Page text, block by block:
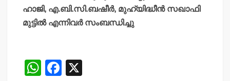
ഹാജി, എ.ബി.സി.ബഷീര്‍, മുഹ്യിദ്ധീന്‍ സഖാഫി
മുട്ടില്‍ എന്നിവര്‍ സംബന്ധിച്ചു
W
F